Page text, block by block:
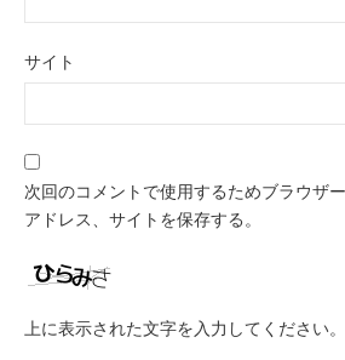
サイト
次回のコメントで使用するためブラウザ
アドレス、サイトを保存する。
上に表示された文字を入力してください。